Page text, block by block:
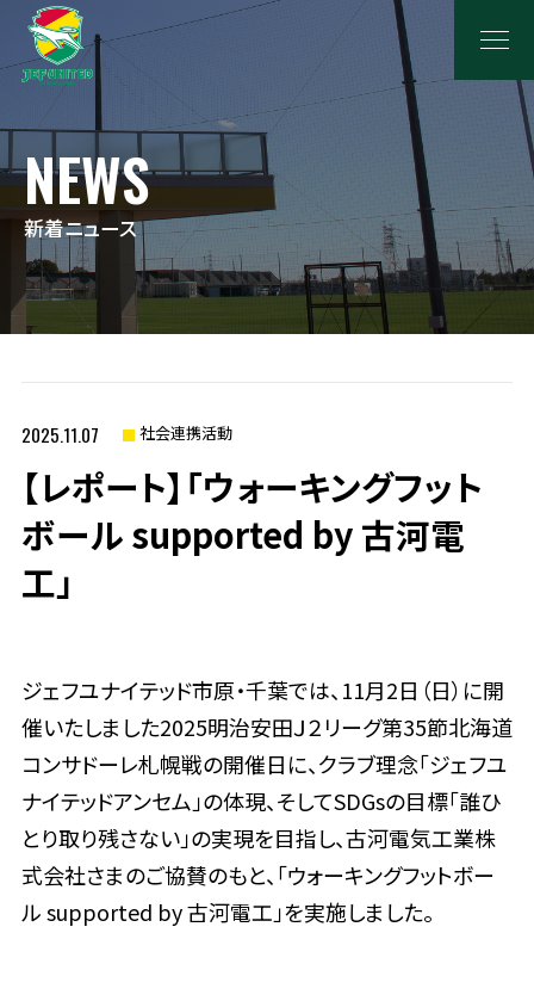
NEWS
新着ニュース
2025.11.07 社会連携活動
【レポート】「ウォーキングフット
ボール supported by 古河電
工」
ジェフユナイテッド市原・千葉では、11月2日（日）に開
催いたしました2025明治安田Ｊ２リーグ第35節北海道
コンサドーレ札幌戦の開催日に、クラブ理念「ジェフユ
ナイテッドアンセム」の体現、そしてSDGsの目標「誰ひ
とり取り残さない」の実現を目指し、古河電気工業株
式会社さまのご協賛のもと、「ウォーキングフットボー
ル supported by 古河電工」を実施しました。